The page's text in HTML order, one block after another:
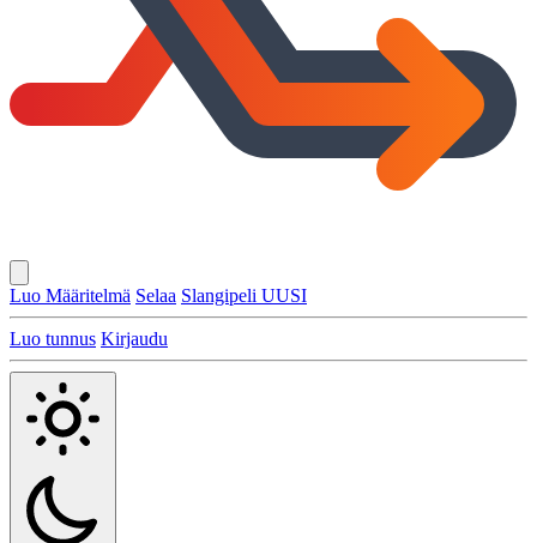
Luo Määritelmä Selaa Slangipeli UUSI
Luo tunnus Kirjaudu